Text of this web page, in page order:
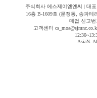
주식회사 에스제이엠엔씨 | 대
16층 B-1609호 (문정동, 송파테
매업 신고번
고객센터
AsiaN.